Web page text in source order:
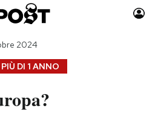
Auto
Moda
DI 1 ANNO
2024